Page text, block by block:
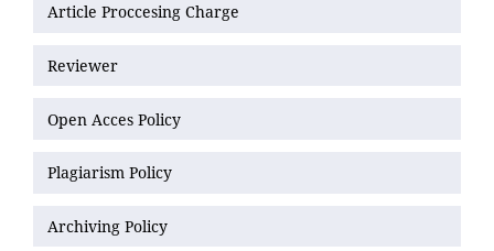
Article Proccesing Charge
Reviewer
Open Acces Policy
Plagiarism Policy
Archiving Policy